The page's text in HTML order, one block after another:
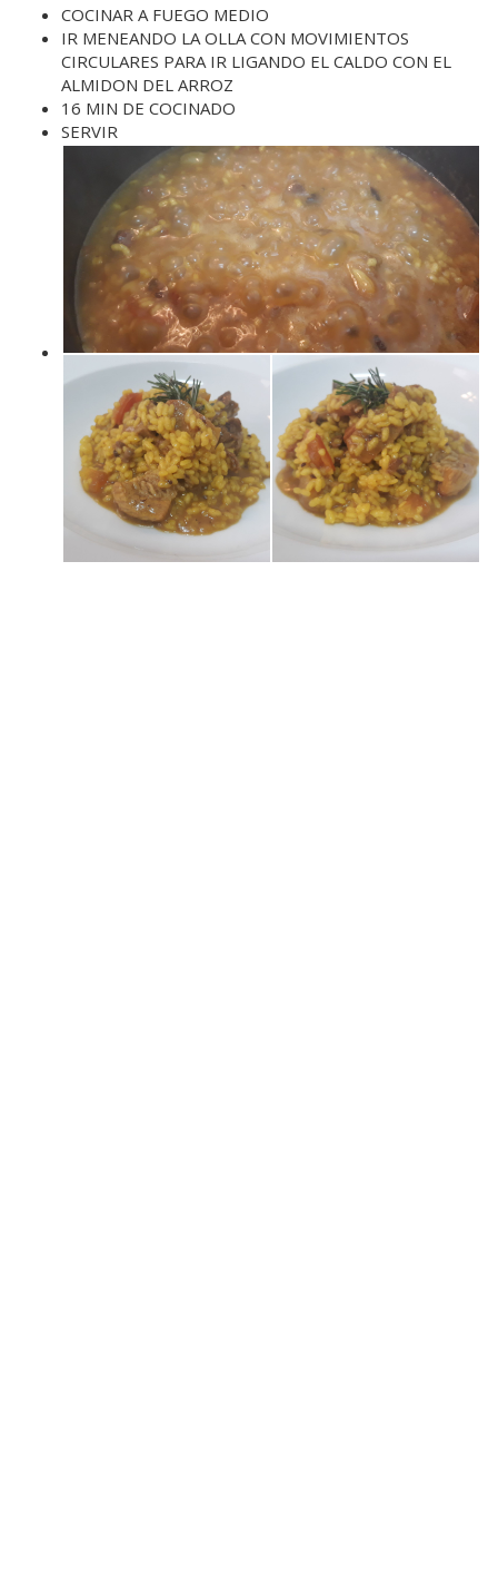
COCINAR A FUEGO MEDIO
IR MENEANDO LA OLLA CON MOVIMIENTOS
CIRCULARES PARA IR LIGANDO EL CALDO CON EL
ALMIDON DEL ARROZ
16 MIN DE COCINADO
SERVIR